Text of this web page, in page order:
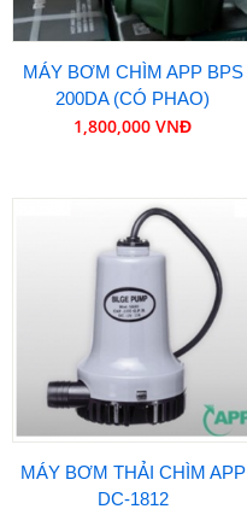
MÁY BƠM CHÌM APP BPS
200DA (CÓ PHAO)
1,800,000 VNĐ
MÁY BƠM THẢI CHÌM APP
DC-1812